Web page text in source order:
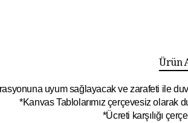
Ürün
uyum sağlayacak ve zarafeti ile
*Kanvas Tablolarımız çerçevesiz olarak
*Ücreti karşılığı